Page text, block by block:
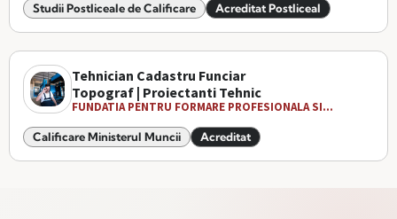
Studii Postliceale de Calificare Acreditat Postliceal
Tehnician Cadastru Funciar
Topograf | Proiectanti Tehnic
FUNDATIA PENTRU FORMARE PROFESIONALA SI...
Calificare Ministerul Muncii Acreditat